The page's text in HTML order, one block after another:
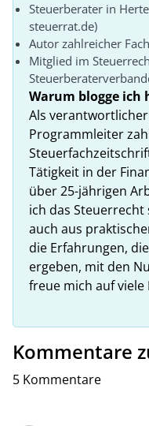
Steuerberater in
steuerrat.de)
Autor zahlreicher
Mitglied im
Warum blogge ich
Als
Programmleiter
Tätigkeit in der
über 25-jährigen
ich das
auch aus
die Erfahrungen,
ergeben, mit den
freue mich auf viele
Kommentare
5 Kommentare